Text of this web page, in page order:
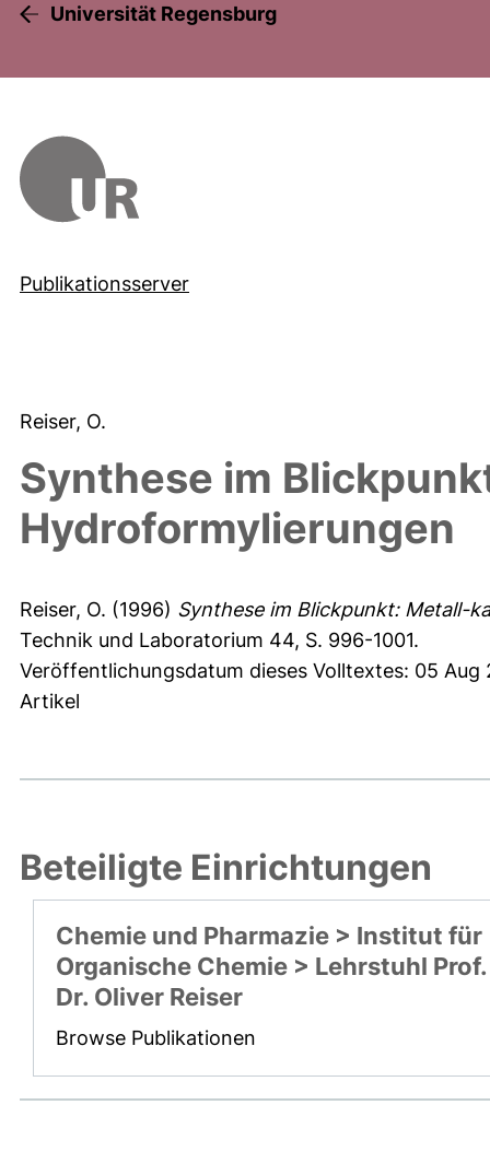
Universität Regensburg
Publikationsserver
Reiser, O.
Synthese im
Hydroformylierungen
Reiser, O. (1996) Synthese im Blickpunkt: Metall-
Technik und Laboratorium 44, S. 996-1001.
Veröffentlichungsdatum dieses Volltextes: 05 Aug
Artikel
Beteiligte Einrichtungen
Chemie und Pharmazie > Institut für
Organische Chemie > Lehrstuhl Prof.
Dr. Oliver Reiser
Browse Publikationen